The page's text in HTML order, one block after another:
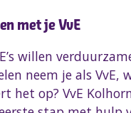
met je VvE
willen
neem je als VvE,
het op? VvE